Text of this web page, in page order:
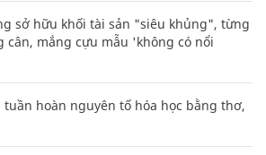
sở hữu khối tài sản "siêu khủng", từng
cân, mắng cựu mẫu 'không có nổi
tuần hoàn nguyên tố hóa học bằng thơ,